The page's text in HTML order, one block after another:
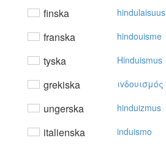
finska hindulaisuus
franska hindouisme
tyska Hinduismus
grekiska ιvδoυισμός
ungerska hinduizmus
italienska induismo